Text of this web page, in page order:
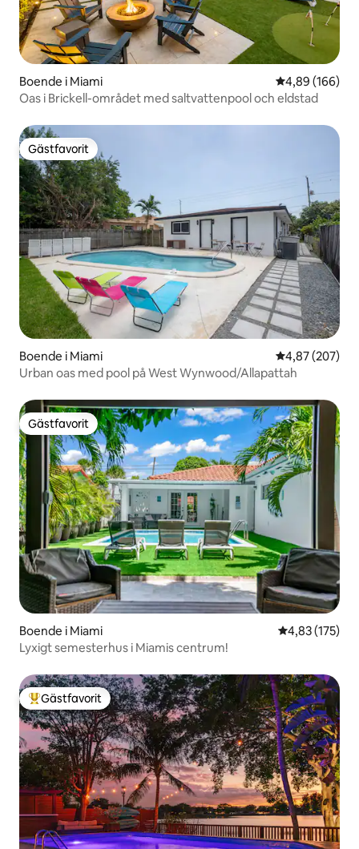
Boende i Miami 4,89 av 5 i
4,89 (166)
Oas i Brickell-området med saltvattenpool och eldstad
Gästfavorit
Gästfavorit
Boende i Miami 4,87 av 5 i
4,87 (207)
Urban oas med pool på West Wynwood/Allapattah
Gästfavorit
Gästfavorit
Boende i Miami 4,83 av 5 i
4,83 (175)
Lyxigt semesterhus i Miamis centrum!
Populär gästfavorit
Gästfavorit